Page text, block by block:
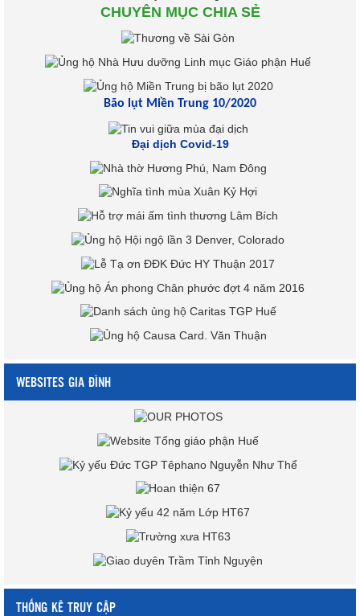
CHUYÊN MỤC CHIA SẺ
Bão lụt Miền Trung 10/2020
Đại dịch Covid-19
WEBSITES GIA ĐÌNH
THỐNG KÊ TRUY CẬP